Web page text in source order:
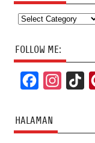
Categories
FOLLOW ME:
c
e
t
T
HALAMAN